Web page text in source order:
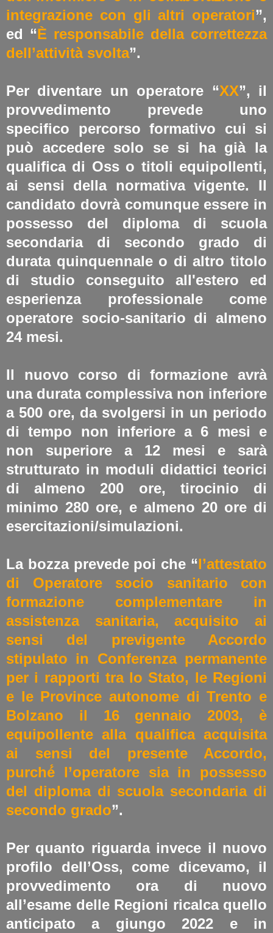
integrazione con gli altri operatori”,
ed “È responsabile della correttezza
dell’attività svolta”.
Per diventare un operatore “XX”, il
provvedimento prevede uno
specifico percorso formativo cui si
può accedere solo se si ha già la
qualifica di Oss o titoli equipollenti,
ai sensi della normativa vigente. Il
candidato dovrà comunque essere in
possesso del diploma di scuola
secondaria di secondo grado di
durata quinquennale o di altro titolo
di studio conseguito all'estero ed
esperienza professionale come
operatore socio-sanitario di almeno
24 mesi.
Il nuovo corso di formazione avrà
una durata complessiva non inferiore
a 500 ore, da svolgersi in un periodo
di tempo non inferiore a 6 mesi e
non superiore a 12 mesi e sarà
strutturato in moduli didattici teorici
di almeno 200 ore, tirocinio di
minimo 280 ore, e almeno 20 ore di
esercitazioni/simulazioni.
La bozza prevede poi che “l’attestato
di Operatore socio sanitario con
formazione complementare in
assistenza sanitaria, acquisito ai
sensi del previgente Accordo
stipulato in Conferenza permanente
per i rapporti tra lo Stato, le Regioni
e le Province autonome di Trento e
Bolzano il 16 gennaio 2003, è
equipollente alla qualifica acquisita
ai sensi del presente Accordo,
purché́ l’operatore sia in possesso
del diploma di scuola secondaria di
secondo grado”.
Per quanto riguarda invece il nuovo
profilo dell’Oss, come dicevamo, il
provvedimento ora di nuovo
all’esame delle Regioni ricalca quello
anticipato a giungo 2022 e in